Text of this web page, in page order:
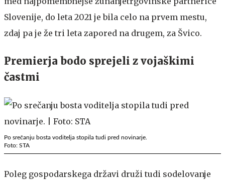
Slovenije, do leta 2021 je bila celo na prvem mestu,
zdaj pa je že tri leta zapored na drugem, za Švico.
Premierja bodo sprejeli z vojaškimi
častmi
Po srečanju bosta voditelja stopila tudi pred novinarje.
Foto: STA
Poleg gospodarskega državi druži tudi sodelovanje